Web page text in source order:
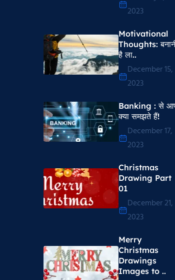
2023
Motivational
Thoughts​:
है ला..
December 15,
2023
Banking : से
क्या समझते हैं!
December 17,
2023
Christmas
Drawing Part
01
December 21,
2023
Merry
Christmas
Drawings
Images to ..